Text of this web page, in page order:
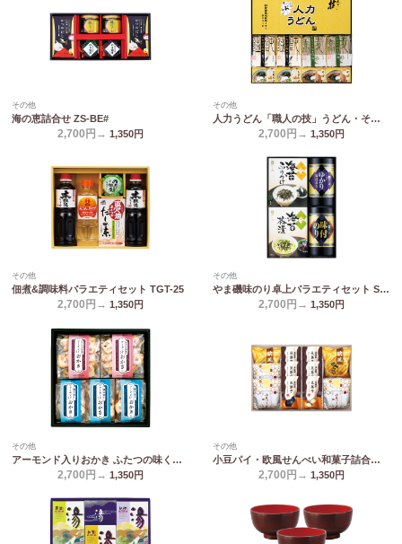
その他
海の恵詰合せ ZS-BE#
2,700円→ 1,350円
その他
人力うどん「職人の技」うどん・そばセット JUS-BE
2,700円→ 1,350円
その他
佃煮&調味料バラエティセット TGT-25
2,700円→ 1,350円
その他
やま磯味のり卓上バラエティセット SVG-B
2,700円→ 1,350円
その他
アーモンド入りおかき ふたつの味くらべ MY-25
2,700円→ 1,350円
その他
小豆パイ・欧風せんべい和菓子詰合せ DW-25R
2,700円→ 1,350円